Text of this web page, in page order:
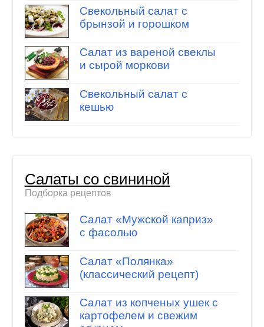
Свекольный салат с
брынзой и горошком
Салат из вареной свеклы
и сырой моркови
Свекольный салат с
кешью
Салаты со свининой
Подборка рецептов
Салат «Мужской каприз»
с фасолью
Салат «Полянка»
(классический рецепт)
Салат из копченых ушек с
картофелем и свежим